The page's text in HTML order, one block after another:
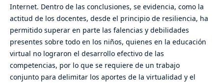
Internet. Dentro de las conclusiones, se evidencia, como la
actitud de los docentes, desde el principio de resiliencia, ha
permitido superar en parte las falencias y debilidades
presentes sobre todo en los niños, quienes en la educación
virtual no lograron el desarrollo efectivo de las
competencias, por lo que se requiere de un trabajo
conjunto para delimitar los aportes de la virtualidad y el